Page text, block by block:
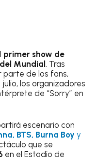
primer show de
Mundial. Tras
parte de los fans,
los organizadores
de “Sorry” en
escenario con
BTS, Burna Boy y
que se
en el Estadio de